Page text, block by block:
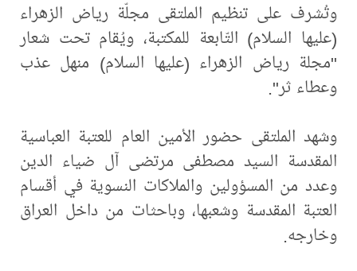
وتُشرف على تنظيم الملتقى مجلّة رياض الزهراء
(عليها السلام) التّابعة للمكتبة، ويُقام تحت شعار
"مجلة رياض الزهراء (عليها السلام) منهل عذب
وعطاء ثر".
وشهد الملتقى حضور الأمين العام للعتبة العباسية
المقدسة السيد مصطفى مرتضى آل ضياء الدين
وعدد من المسؤولين والملاكات النسوية في أقسام
العتبة المقدسة وشعبها، وباحثات من داخل العراق
وخارجه.